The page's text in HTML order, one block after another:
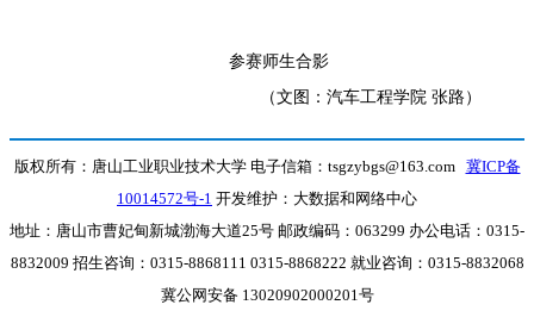
参赛师生合影
（文图 ：汽车工程学院 张路 ）
版权所有：唐山工业职业技术大学 电子信箱：tsgzybgs@163.com 冀ICP备
10014572号-1 开发维护：大数据和网络中心
地址：唐山市曹妃甸新城渤海大道25号 邮政编码：063299 办公电话：0315-
8832009 招生咨询：0315-8868111 0315-8868222 就业咨询：0315-8832068
冀公网安备 13020902000201号